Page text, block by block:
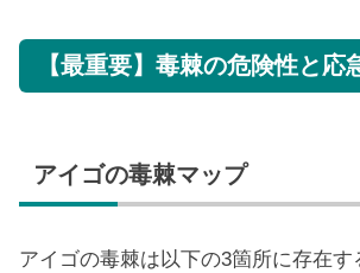
【最重要】毒棘の危険性と応
アイゴの毒棘マップ
アイゴの毒棘は以下の3箇所に存在す